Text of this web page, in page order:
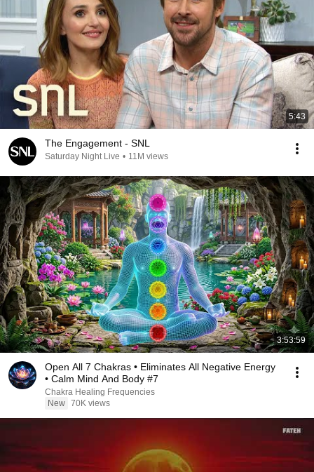
5:43
The Engagement - SNL
Saturday Night Live • 11M views
3:53:59
Open All 7 Chakras • Eliminates All Negative Energy
• Calm Mind And Body #7
Chakra Healing Frequencies
New 70K views